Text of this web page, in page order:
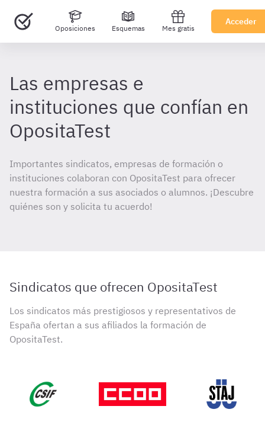
Oposiciones Esquemas Mes gratis
Acceder
Las empresas e
instituciones que confían en
OpositaTest
Importantes sindicatos, empresas de formación o
instituciones colaboran con OpositaTest para ofrecer
nuestra formación a sus asociados o alumnos. ¡Descubre
quiénes son y solicita tu acuerdo!
Sindicatos que ofrecen OpositaTest
Los sindicatos más prestigiosos y representativos de
España ofertan a sus afiliados la formación de
OpositaTest.